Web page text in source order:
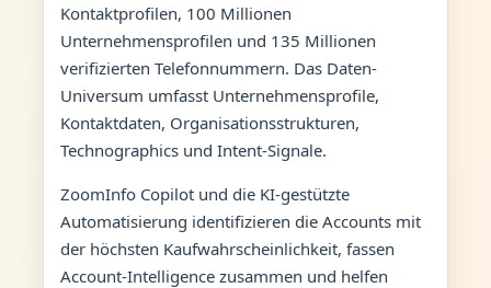
Kontaktprofilen, 100 Millionen
Unternehmensprofilen und 135 Millionen
verifizierten Telefonnummern. Das Daten-
Universum umfasst Unternehmensprofile,
Kontaktdaten, Organisationsstrukturen,
Technographics und Intent-Signale.
ZoomInfo Copilot und die KI-gestützte
Automatisierung identifizieren die Accounts mit
der höchsten Kaufwahrscheinlichkeit, fassen
Account-Intelligence zusammen und helfen